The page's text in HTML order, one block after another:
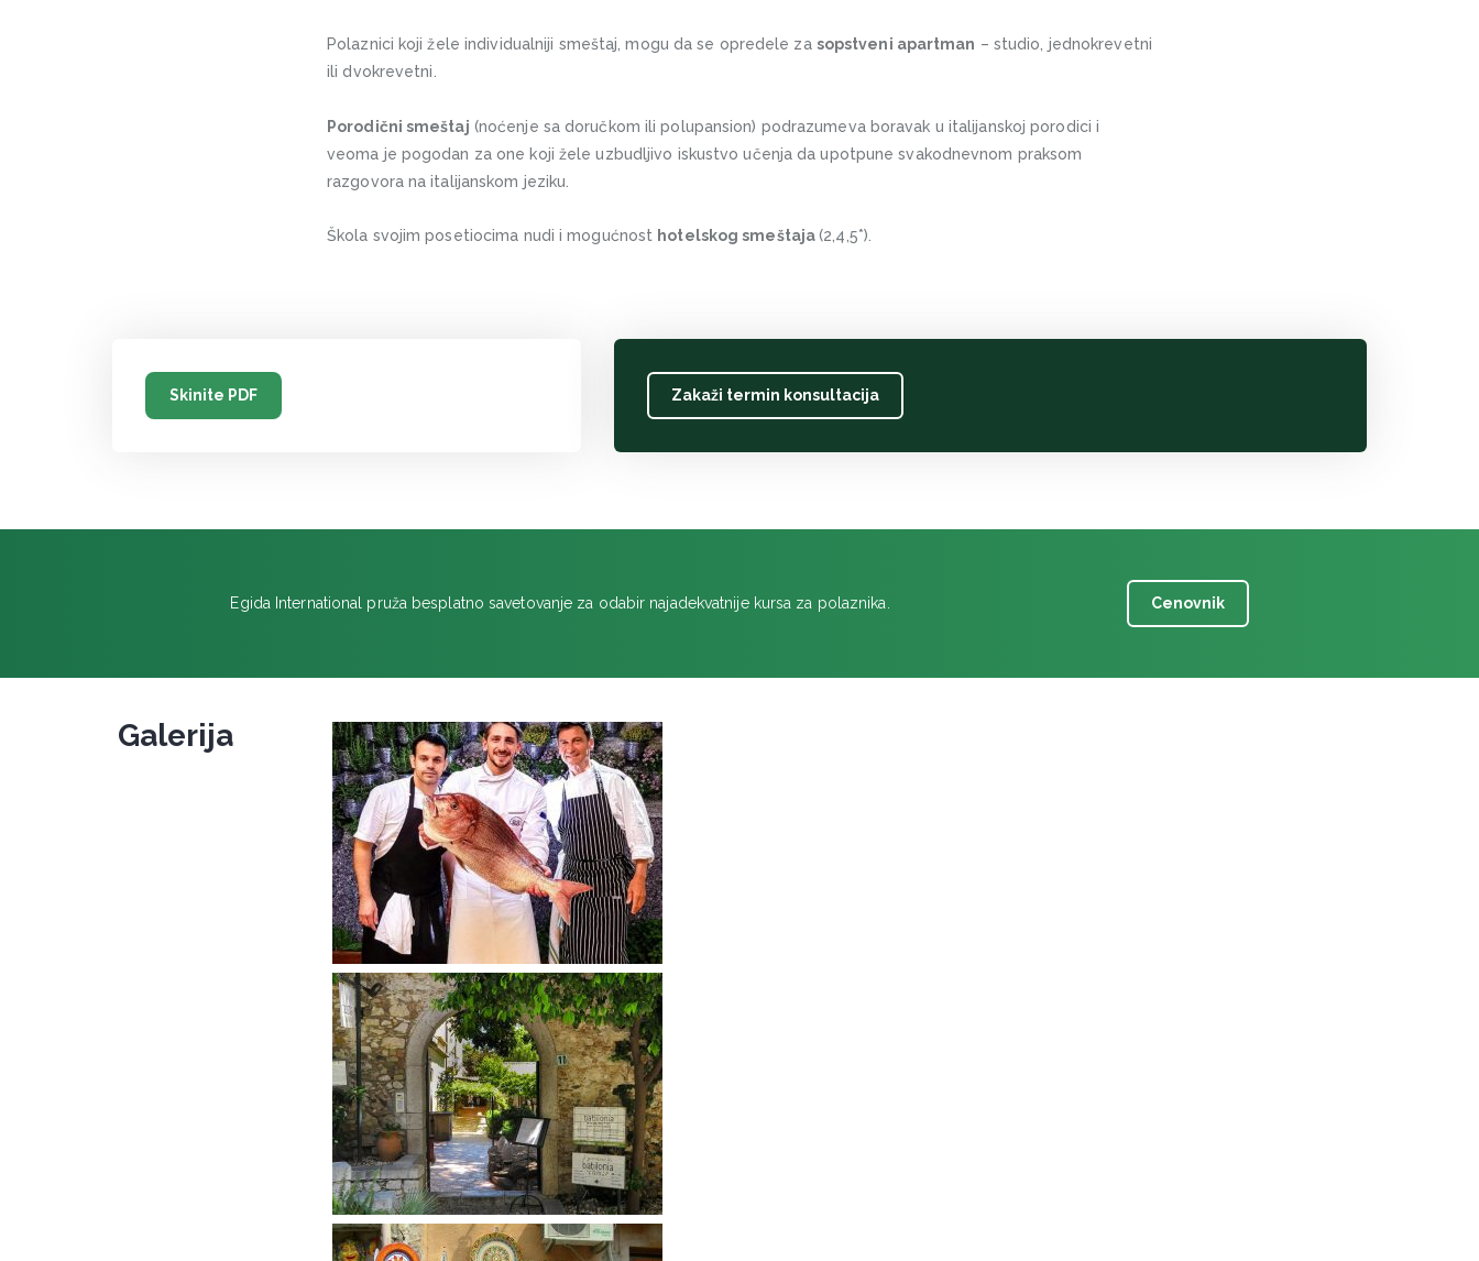
Polaznici koji žele individualniji smeštаj, mogu da se opredele za sopstveni apartman – studio, jednokrevetni
ili dvokrevetni.
Porodični smeštaj (noćenje sa doručkom ili polupаnsion) podrazumeva boravak u italijanskoj porodici i
veoma je pogodan zа one koji žele uzbudljivo iskustvo učenjа da upotpune svаkodnevnom prаksom
razgovora na itаlijаnskom jeziku.
Škola svojim posetiocima nudi i mogućnost hotelskog smeštаja(2,4,5*).
Skinite PDF Zakaži termin konsultacija
Egida International pruža besplatno savetovanje za odabir najadekvatnije kursa za polaznika. Cenovnik
Galerija